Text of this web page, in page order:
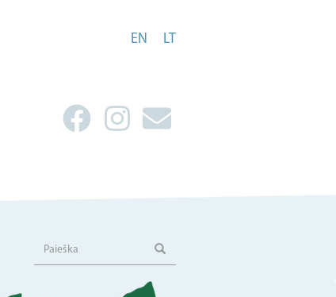
EN LT
Paieška Paieška